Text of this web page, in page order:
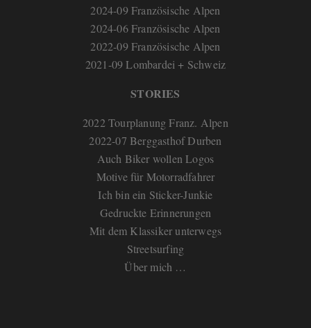
2024-09 Französische Alpen
2024-06 Französische Alpen
2022-09 Französische Alpen
2021-09 Lombardei + Schweiz
STORIES
2022 Tourplanung Franz. Alpen
2022-07 Berggasthof Durben
Auch Biker wollen Logos
Motive für Motorradfahrer
Ich bin ein Sticker-Junkie
Gedruckte Erinnerungen
Mit dem Klassiker unterwegs
Streetsurfing
Über mich …